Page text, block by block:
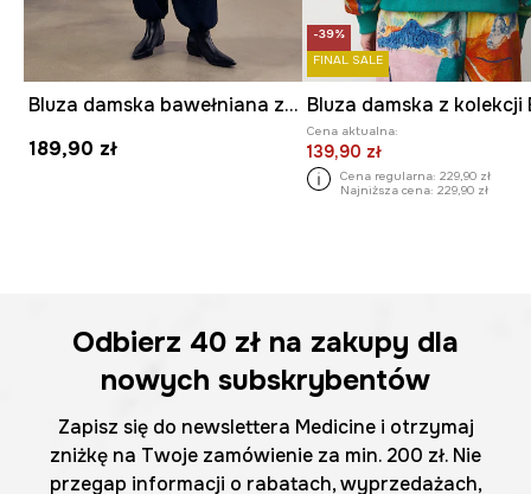
Bluza damska bawełniana z kolekcji Mythical Creatures
189,90 zł
-39%
FINAL SALE
Cena aktualna:
139,90 zł
Cena regularna: 229,90 zł
Najniższa cena: 229,90 zł
Odbierz 40 zł na zakupy dla
nowych subskrybentów
Zapisz się do newslettera Medicine i otrzymaj
zniżkę na Twoje zamówienie za min. 200 zł. Nie
przegap informacji o rabatach, wyprzedażach,